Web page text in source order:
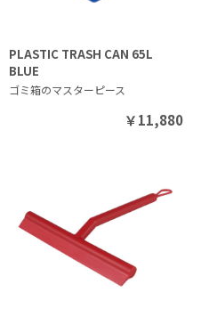
PLASTIC TRASH CAN 65L
BLUE
ゴミ箱のマスターピース
￥11,880